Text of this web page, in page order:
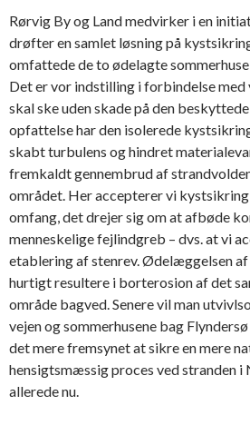
Rørvig By og Land medvirker i en
drøfter en samlet løsning på
omfattede de to ødelagte
Det er vor indstilling i forbindelse
skal ske uden skade på den
opfattelse har den isolerede
skabt turbulens og hindret
fremkaldt gennembrud af
området. Her accepterer vi
omfang, det drejer sig om at afbøde
menneskelige fejlindgreb – dvs. at vi
etablering af stenrev. Ødelæggelsen
hurtigt resultere i borterosion af det
område bagved. Senere vil man
vejen og sommerhusene bag
det mere fremsynet at sikre en mere
hensigtsmæssig proces ved stranden
allerede nu.